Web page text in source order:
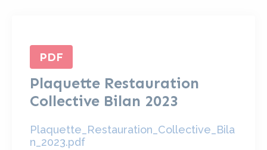
PDF
Plaquette Restauration
Collective Bilan 2023
Plaquette_Restauration_Collective_Bila
n_2023.pdf